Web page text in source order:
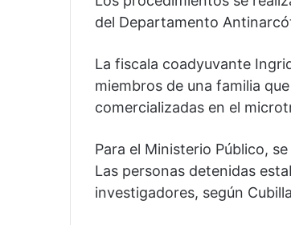
del Departamento
La fiscala coadyuvante
miembros de una familia
comercializadas en el
Para el Ministerio Público,
Las personas detenidas
investigadores, según